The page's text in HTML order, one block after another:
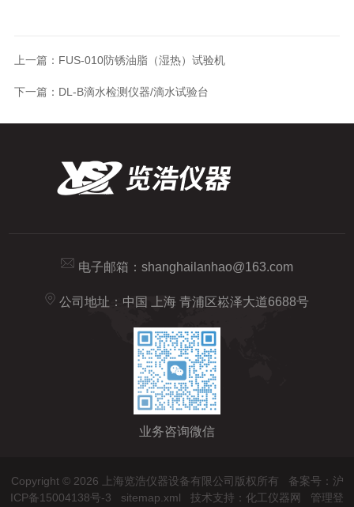
上一篇： FUS-010防锈油脂（湿热）试验机
下一篇： DL-B滴水检测仪器/滴水试验台
电子邮箱： shanghailanhao@163.com
公司地址：中国 上海 青浦区崧泽大道6688号
业务咨询微信
Copyright © 2026 上海览浩仪器设备有限公司版权所有 备案号：沪
ICP备15004138号-3
sitemap.xml 技术支持： 化工仪器网 管理登